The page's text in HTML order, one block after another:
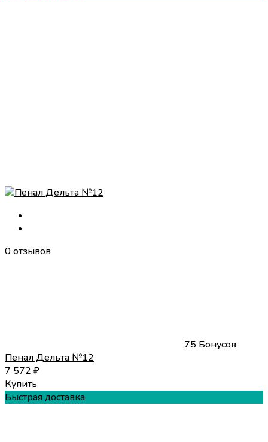
0 отзывов
75 Бонусов
Пенал Дельта №12
7 572 ₽
Купить
Быстрая доставка